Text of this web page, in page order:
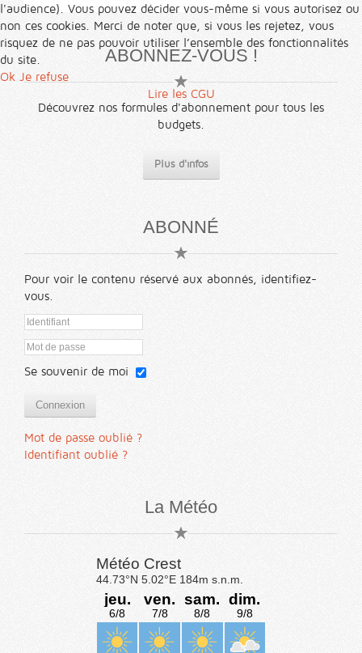
ABONNEZ-VOUS !
Découvrez nos formules d'abonnement pour tous les
budgets.
Plus d'infos
ABONNÉ
Pour voir le contenu réservé aux abonnés, identifiez-
vous.
Se souvenir de moi
Connexion
Mot de passe oublié ?
Identifiant oublié ?
La Météo
l'audience). Vous pouvez décider vous-même si vous autorisez ou
non ces cookies. Merci de noter que, si vous les rejetez, vous
risquez de ne pas pouvoir utiliser l’ensemble des fonctionnalités
du site.
Ok Je refuse
Lire les CGU